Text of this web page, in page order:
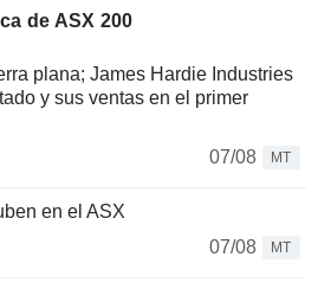
de ASX 200
plana; James Hardie Industries
y sus ventas en el primer
07/08
MT
en el ASX
07/08
MT